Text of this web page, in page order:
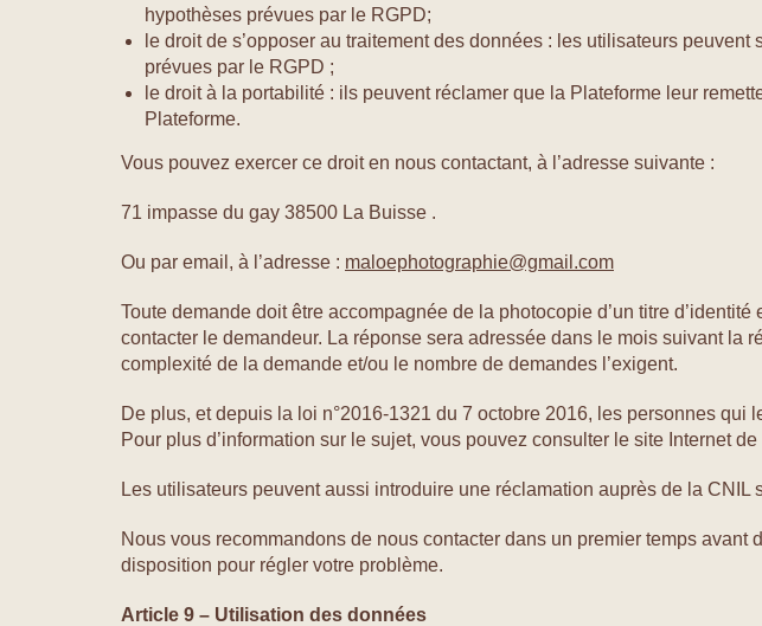
hypothèses prévues par le RGPD;
le droit de s’opposer au traitement des données : les utilisateurs
prévues par le RGPD ;
le droit à la portabilité : ils peuvent réclamer que la Plateforme leur
Plateforme.
Vous pouvez exercer ce droit en nous contactant, à l’adresse suivante :
71 impasse du gay 38500 La Buisse .
Ou par email, à l’adresse : maloephotographie@gmail.com
Toute demande doit être accompagnée de la photocopie d’un titre
contacter le demandeur. La réponse sera adressée dans le mois suivant la
complexité de la demande et/ou le nombre de demandes l’exigent.
De plus, et depuis la loi n°2016-1321 du 7 octobre 2016, les personnes
Pour plus d’information sur le sujet, vous pouvez consulter le site Internet
Les utilisateurs peuvent aussi introduire une réclamation auprès de la CNIL
Nous vous recommandons de nous contacter dans un premier temps
disposition pour régler votre problème.
Article 9 – Utilisation des données